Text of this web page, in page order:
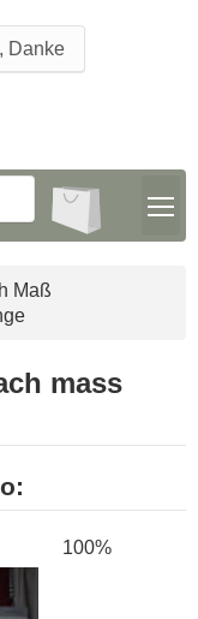
Danke
Maß
mass
100%